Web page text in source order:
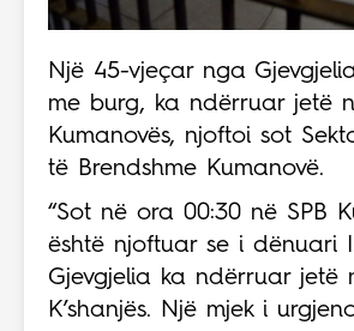
Një 45-vjeçar nga
me burg, ka ndërruar jetë
Kumanovës, njoftoi sot
të Brendshme Kumanovë.
“Sot në ora 00:30 në SPB
është njoftuar se i dënuari
Gjevgjelia ka ndërruar jetë
K’shanjës. Një mjek i